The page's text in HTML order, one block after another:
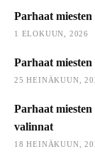
Parhaat
1 ELOKUUN, 2026
Parhaat
25 HEINÄKUUN,
Parhaat
valinnat
18 HEINÄKUUN,